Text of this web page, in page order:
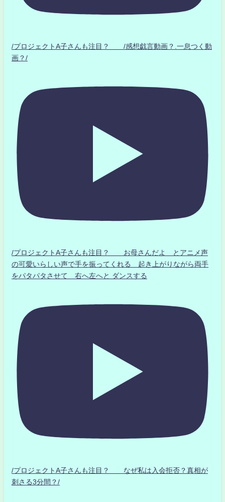
/プロジェクトA子さんも注目？ /感想戯言動画？.一息つく動
画？/
/プロジェクトA子さんも注目？ お母さんだよ とアニメ声
の可愛いらしい声で手を振ってくれる 起き上がりながら両手
をパタパタさせて 右へ左へと ダンスする
/プロジェクトA子さんも注目？ なぜ私は入会拒否？真相が
刺さる3分間？/